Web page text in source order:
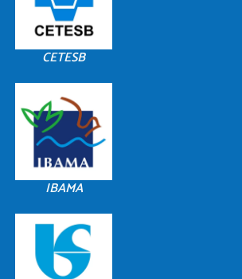
CETESB
IBAMA